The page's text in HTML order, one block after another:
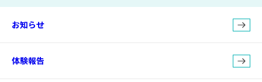
お知らせ
体験報告